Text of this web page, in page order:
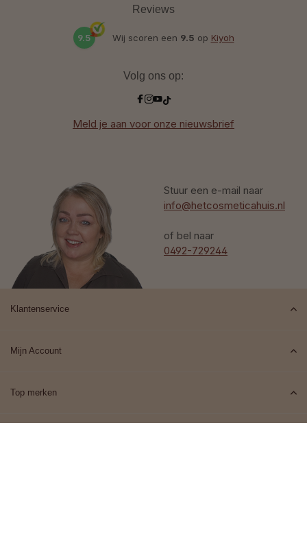
Stuur een e-mail naar
info@hetcosmeticahuis.nl
of bel naar
0492-729244
Reviews
9.5 Wij scoren een 9.5 op Kiyoh
Volg ons op:
Meld je aan voor onze nieuwsbrief
Klantenservice
Mijn Account
Top merken